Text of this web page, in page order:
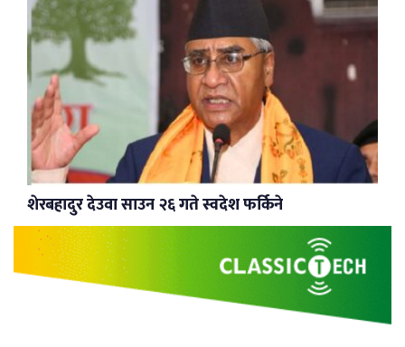
शेरबहादुर देउवा साउन २६ गते स्वदेश फर्किने